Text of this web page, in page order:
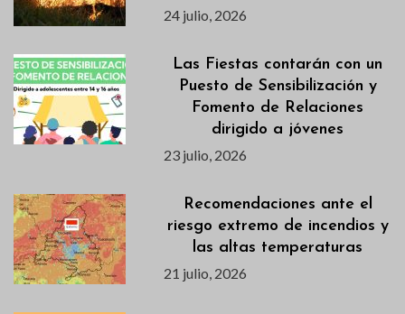
24 julio, 2026
Las Fiestas contarán con un
Puesto de Sensibilización y
Fomento de Relaciones
dirigido a jóvenes
23 julio, 2026
Recomendaciones ante el
riesgo extremo de incendios y
las altas temperaturas
21 julio, 2026